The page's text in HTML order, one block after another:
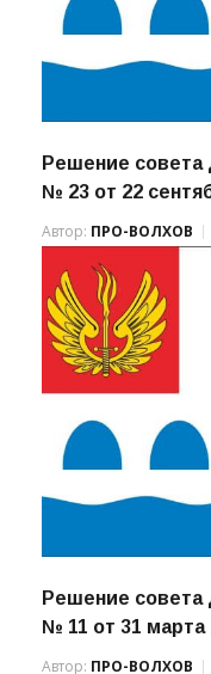
Решение совета
№ 23 от 22
Автор: ПРО-ВОЛХОВ
Решение совета
№ 11 от 31 марта
Автор: ПРО-ВОЛХОВ